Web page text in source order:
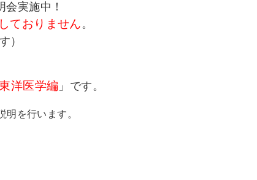
実施中！
ておりません。
）
洋医学編 」です。
を行います。